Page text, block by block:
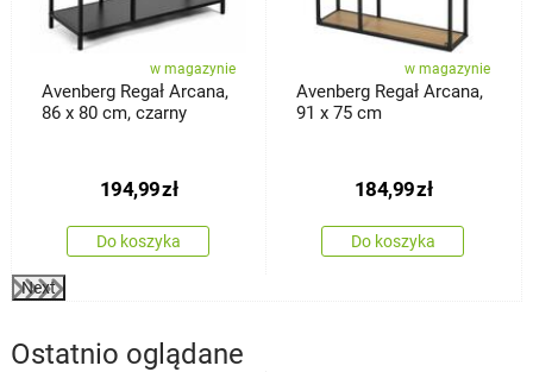
w magazynie
Avenberg Regał Arcana,
86 x 80 cm, czarny
194,99zł
Do koszyka
w magazynie
Avenberg Regał Arcana,
91 x 75 cm
184,99zł
Do koszyka
Next
Ostatnio oglądane